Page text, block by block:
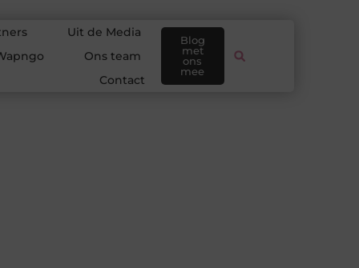
Uit de Media
Ons team
Contact
Blog
met
ons
mee